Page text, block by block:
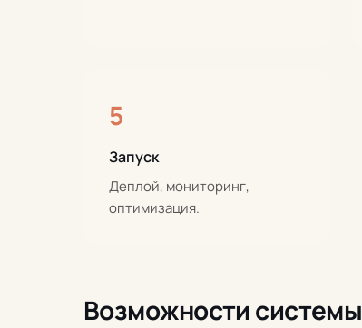
5
Запуск
Деплой, мониторинг,
оптимизация.
Возможности системы